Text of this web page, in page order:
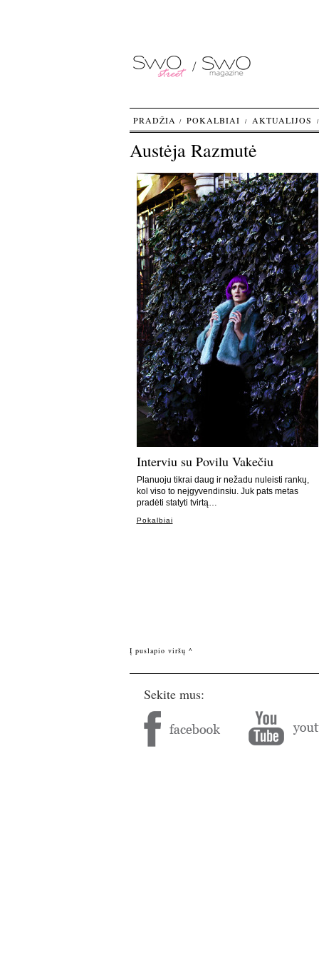
Austėja Razmutė
Interviu su Povilu Vakečiu
Planuoju tikrai daug ir nežadu nuleisti rankų,
kol viso to neįgyvendinsiu. Juk pats metas
pradėti statyti tvirtą…
Pokalbiai
PRADŽIA POKALBIAI AKTUALIJOS
Į puslapio viršų ^
Sekite mus: